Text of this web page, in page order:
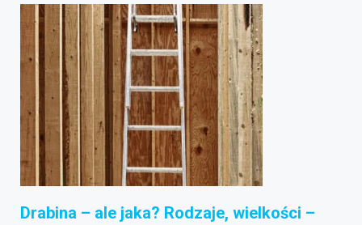
Drabina – ale jaka? Rodzaje, wielkości –